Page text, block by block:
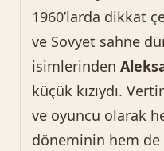
1960’larda dikkat
ve Sovyet sahne
isimlerinden
küçük kızıydı.
ve oyuncu olarak
döneminin hem